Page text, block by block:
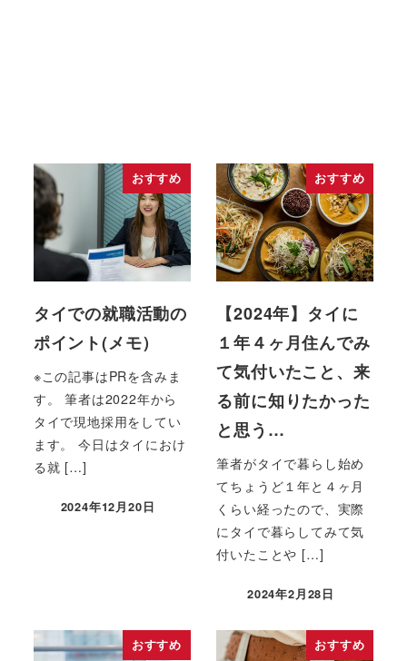
おすすめ
タイでの就職活動の
ポイント(メモ）
※この記事はPRを含みま
す。 筆者は2022年から
タイで現地採用をしてい
ます。 今日はタイにおけ
る就 […]
2024年12月20日
おすすめ
【2024年】タイに
１年４ヶ月住んでみ
て気付いたこと、来
る前に知りたかった
と思う…
筆者がタイで暮らし始め
てちょうど１年と４ヶ月
くらい経ったので、実際
にタイで暮らしてみて気
付いたことや […]
2024年2月28日
おすすめ おすすめ